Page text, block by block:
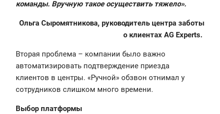
команды. Вручную такое осуществить тяжело‎».
Ольга Сыромятникова, руководитель центра заботы
о клиентах AG Experts.
Вторая проблема – компании было важно
автоматизировать подтверждение приезда
клиентов в центры. «Ручной» обзвон отнимал у
сотрудников слишком много времени.
Выбор платформы